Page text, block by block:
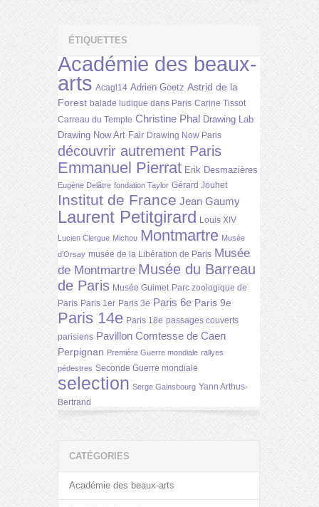
ÉTIQUETTES
Académie des beaux-
arts Acagl14 Adrien Goetz Astrid de la
Forest balade ludique dans Paris Carine Tissot
Carreau du Temple Christine Phal Drawing Lab
Drawing Now Art Fair Drawing Now Paris
découvrir autrement Paris
Emmanuel Pierrat Erik Desmazières
Eugène Delâtre fondation Taylor Gérard Jouhet
Institut de France Jean Gaumy
Laurent Petitgirard Louis XIV
Lucien Clergue Michou Montmartre Musée
d'Orsay musée de la Libération de Paris Musée
de Montmartre Musée du Barreau
de Paris Musée Guimet Parc zoologique de
Paris Paris 1er Paris 3e Paris 6e Paris 9e
Paris 14e Paris 18e passages couverts
parisiens Pavillon Comtesse de Caen
Perpignan Première Guerre mondiale rallyes
pédestres Seconde Guerre mondiale
selection Serge Gainsbourg Yann Arthus-
Bertrand
CATÉGORIES
Académie des beaux-arts